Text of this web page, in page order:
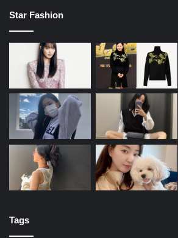
Star Fashion
Tags